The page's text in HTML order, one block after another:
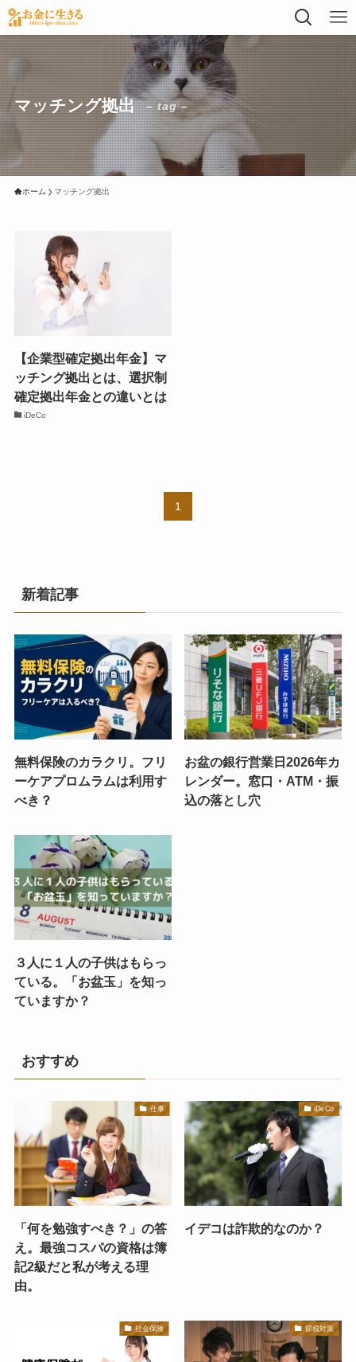
マッチング拠出 – tag –
ホーム マッチング拠出
【企業型確定拠出年金】マ
ッチング拠出とは、選択制
確定拠出年金との違いとは
iDeCo
1
新着記事
無料保険のカラクリ。フリ
ーケアプロムラムは利用す
べき？
お盆の銀行営業日2026年カ
レンダー。窓口・ATM・振
込の落とし穴
３人に１人の子供はもらっ
ている。「お盆玉」を知っ
ていますか？
おすすめ
仕事
「何を勉強すべき？」の答
え。最強コスパの資格は簿
記2級だと私が考える理
由。
iDeCo
イデコは詐欺的なのか？
社会保険 節税対策